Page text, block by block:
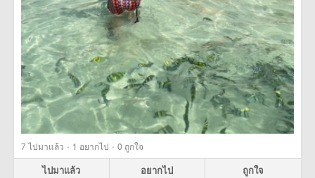
7ไปมาแล้ว · 1 อยากไป · 0 ถูกใจ
ไปมาแล้ว อยากไป ถูกใจ